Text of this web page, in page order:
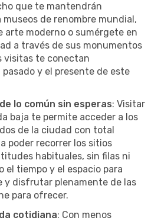
que te mantendrán
de renombre mundial,
arte moderno o sumérgete en
a través de sus monumentos
visitas te conectan
y el presente de este
lo común sin esperas: Visitar
baja te permite acceder a los
de la ciudad con total
poder recorrer los sitios
habituales, sin filas ni
el tiempo y el espacio para
y disfrutar plenamente de las
para ofrecer.
cotidiana: Con menos